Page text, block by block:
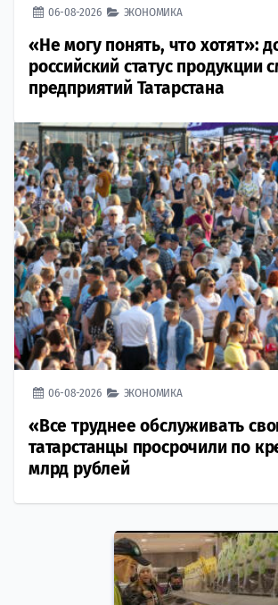
06-08-2026 ЭКОНОМИКА
«Не могу понять, что хотят»:
российский статус продукции
предприятий Татарстана
06-08-2026 ЭКОНОМИКА
«Все труднее обслуживать
татарстанцы просрочили по
млрд рублей